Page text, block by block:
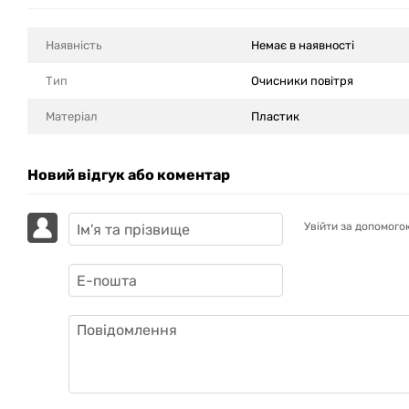
Наявність Немає в наявності
Тип Очисники повітря
Матеріал Пластик
Новий відгук або коментар
Увійти за
GAZIKAI